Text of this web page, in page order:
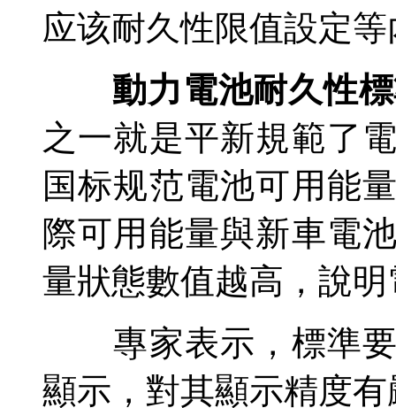
应该耐久性限值設定
動力電池耐久性標
之一就是平新規範了
国标规范電池可用能
際可用能量與新車電
量狀態數值越高，說
專家表示，標準要
顯示，對其顯示精度